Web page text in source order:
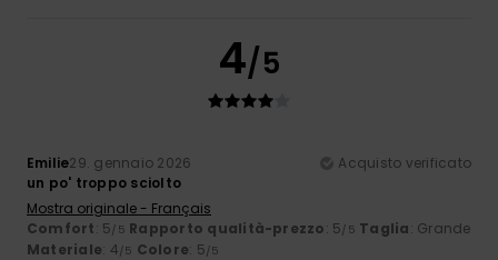
4/5
Emilie29. gennaio 2026
Acquisto verificato
un po' troppo sciolto
Mostra originale - Français
Comfort: 5/5 Rapporto qualità-prezzo: 5/5 Taglia: Grande
Materiale: 4/5 Colore: 5/5